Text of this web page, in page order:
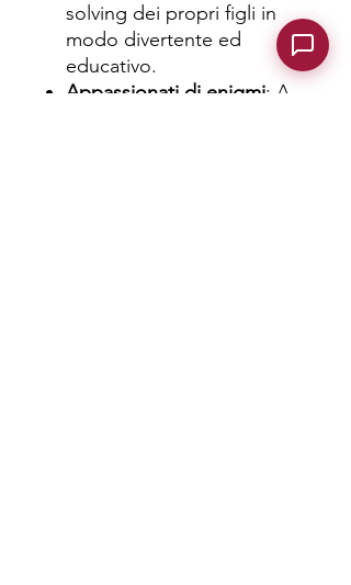
solving dei propri figli in
modo divertente ed
educativo.
Appassionati di enigmi: A